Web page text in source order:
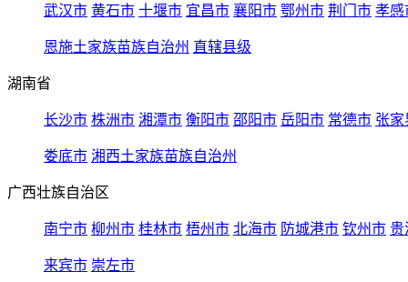
武汉市 黄石市 十堰市 宜昌市 襄阳市 鄂州市 荆门市 孝感
恩施土家族苗族自治州 直辖县级
湖南省
长沙市 株洲市 湘潭市 衡阳市 邵阳市 岳阳市 常德市 张家
娄底市 湘西土家族苗族自治州
广西壮族自治区
南宁市 柳州市 桂林市 梧州市 北海市 防城港市 钦州市 贵
来宾市 崇左市